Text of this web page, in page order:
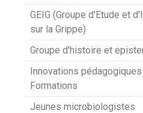
GEIG (Groupe d'Etude et
sur la Grippe)
Groupe d'histoire et
Innovations
Formations
Jeunes microbiologistes